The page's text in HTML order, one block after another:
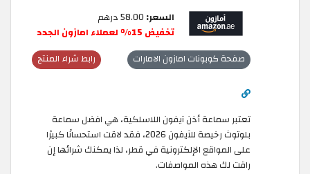
السعر:
تخفيض 15% لعملاء امازون الجدد
رابط شراء المنتج صفحة كوبونات امازون الامارات
تعتبر سماعة أذن آيفون اللاسلكية، هي افضل سماعة
بلوتوث رخيصة للآيفون 2026، فقد لاقت استحسانًا كبيرًا
على المواقع الإلكترونية في قطر، لذا يمكنك شرائها إن
راقت لك هذه المواصفات.